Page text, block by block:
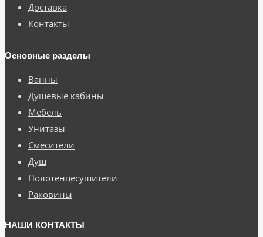
Доставка
Контакты
Основные разделы
Ванны
Душевые кабины
Мебель
Унитазы
Смесители
Душ
Полотенцесушители
Раковины
НАШИ КОНТАКТЫ